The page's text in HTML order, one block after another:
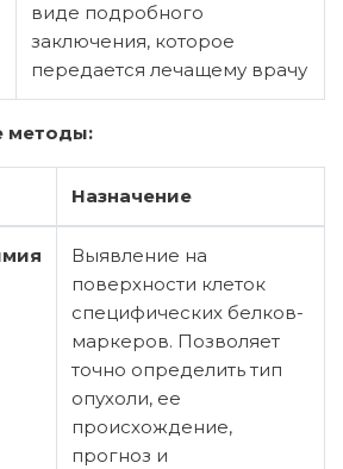
виде подробного
заключения, которое
передается лечащему врачу
методы:
Назначение
Выявление на
поверхности клеток
специфических белков-
маркеров. Позволяет
точно определить тип
опухоли, ее
происхождение,
прогноз и